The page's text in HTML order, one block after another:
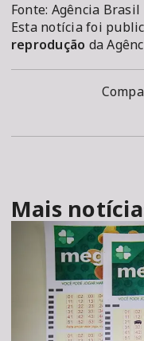
Fonte: Agência Brasil
Esta notícia foi
reprodução da
Mais